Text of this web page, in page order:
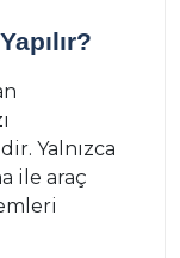
Yalnızca
ile araç